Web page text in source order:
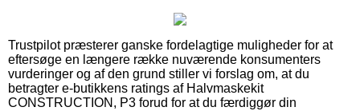
Trustpilot præsterer ganske fordelagtige muligheder for at
eftersøge en længere række nuværende konsumenters
vurderinger og af den grund stiller vi forslag om, at du
betragter e-butikkens ratings af Halvmaskekit
CONSTRUCTION, P3 forud for at du færdiggør din